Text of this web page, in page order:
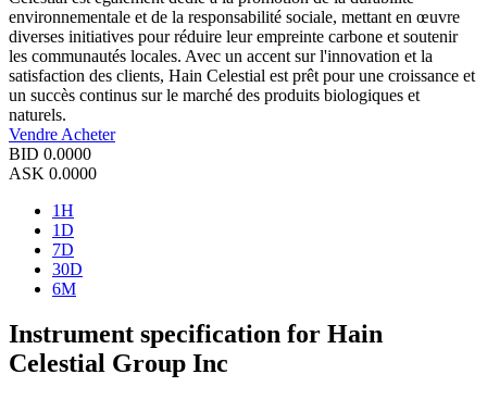
environnementale et de la responsabilité sociale, mettant en œuvre
diverses initiatives pour réduire leur empreinte carbone et soutenir
les communautés locales. Avec un accent sur l'innovation et la
satisfaction des clients, Hain Celestial est prêt pour une croissance et
un succès continus sur le marché des produits biologiques et
naturels.
Vendre Acheter
BID 0.0000
ASK 0.0000
1H
1D
7D
30D
6M
Instrument specification for Hain
Celestial Group Inc